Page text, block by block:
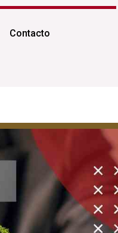
Contacto